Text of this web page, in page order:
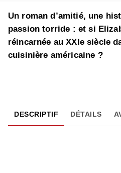
Un roman d’amitié, une
passion torride : et si
réincarnée au XXIe siècle
cuisinière américaine ?
DESCRIPTIF DÉTAILS